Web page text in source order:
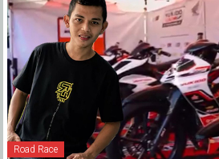
Road Race